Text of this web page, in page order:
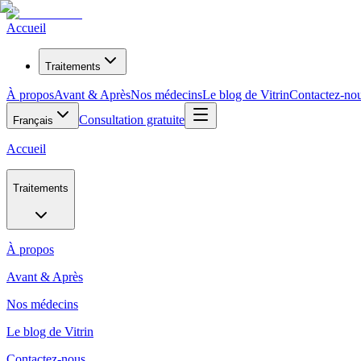
Accueil
Traitements
À proposAvant & AprèsNos médecinsLe blog de VitrinContactez-
Français Consultation gratuite
Accueil
Traitements
À propos
Avant & Après
Nos médecins
Le blog de Vitrin